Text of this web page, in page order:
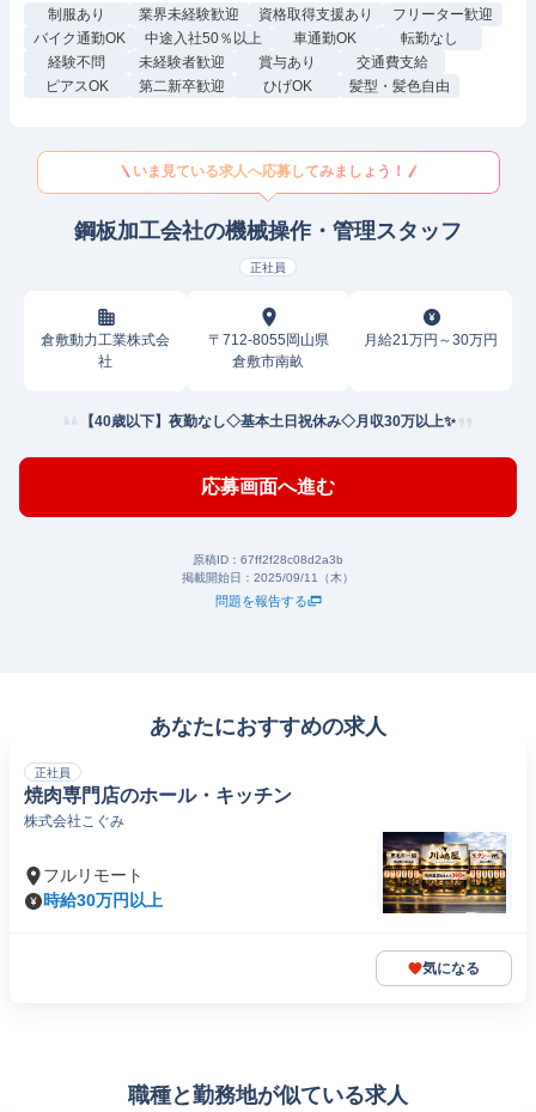
制服あり 業界未経験歓迎 資格取得支援あり
フリーター歓迎
バイク通勤OK
中途入社50％以上 車通勤OK
転勤なし
経験不問
未経験者歓迎 賞与あり
交通費支給
ピアスOK
第二新卒歓迎 ひげOK 髪型・髪色自由
いま見ている求人へ応募してみましょう！
鋼板加工会社の機械操作・管理スタッフ
正社員
倉敷動力工業株式会
社
〒712-8055岡山県
倉敷市南畝
月給21万円～30万円
【40歳以下】夜勤なし◇基本土日祝休み◇月収30万以上✨
応募画面へ進む
原稿ID： 67ff2f28c08d2a3b
掲載開始日： 2025/09/11（木）
問題を報告する
あなたにおすすめの求人
正社員
焼肉専門店のホール・キッチン
株式会社こぐみ
フルリモート
時給30万円以上
気になる
職種と勤務地が似ている求人